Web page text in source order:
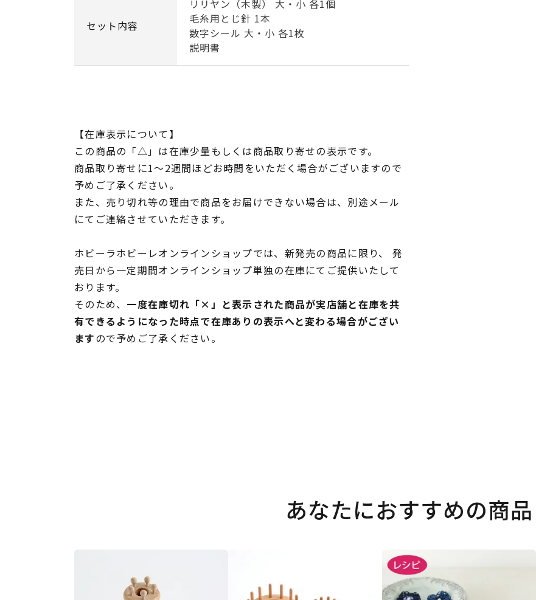
セット内容
リリヤン（木製） 大・小 各1個
毛糸用とじ針 1本
数字シール 大・小 各1枚
説明書
【在庫表示について】
この商品の「△」は在庫少量もしくは商品取り寄せの表示です。
商品取り寄せに1～2週間ほどお時間をいただく場合がございますので
予めご了承ください。
また、売り切れ等の理由で商品をお届けできない場合は、別途メール
にてご連絡させていただきます。
ホビーラホビーレオンラインショップでは、新発売の商品に限り、 発
売日から一定期間オンラインショップ単独の在庫にてご提供いたして
おります。
そのため、 一度在庫切れ「×」と表示された商品が実店舗と在庫を共
有できるようになった時点で在庫ありの表示へと変わる場合がござい
ますので予めご了承ください。
あなたにおすすめの商品